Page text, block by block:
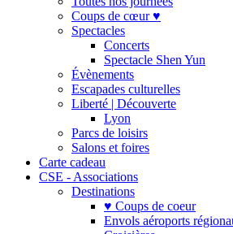
Coups de cœur ♥
Spectacles
Concerts
Spectacle Shen Yun
Évènements
Escapades culturelles
Liberté | Découverte
Lyon
Parcs de loisirs
Salons et foires
Carte cadeau
CSE - Associations
Destinations
♥ Coups de coeur
Envols aéroports